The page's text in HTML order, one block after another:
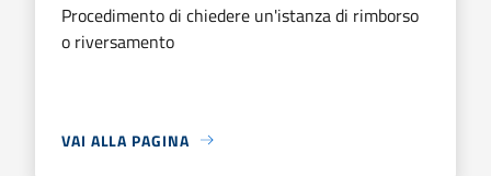
Procedimento di chiedere un'istanza di rimborso
o riversamento
VAI ALLA PAGINA